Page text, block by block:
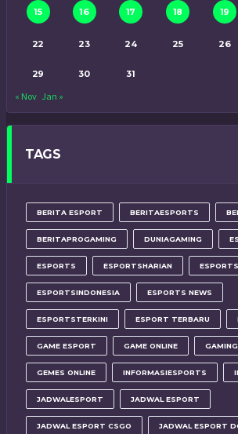
15 16 17 18 19
22 23 24 25 26
29 30 31
« Nov Jan »
TAGS
BERITA ESPORT BERITAESPORTS
BERITAPROGAMING DUNIAGAMING
ESPORTS ESPORTSHARIAN
ESPORTSINDONESIA ESPORTS NEWS
ESPORTSTERKINI ESPORT TERBARU
GAME ESPORT GAME ONLINE
GEMES ONLINE INFORMASIESPORTS
JADWALESPORT JADWAL ESPORT
JADWAL ESPORT CSGO JADWAL ESPORT